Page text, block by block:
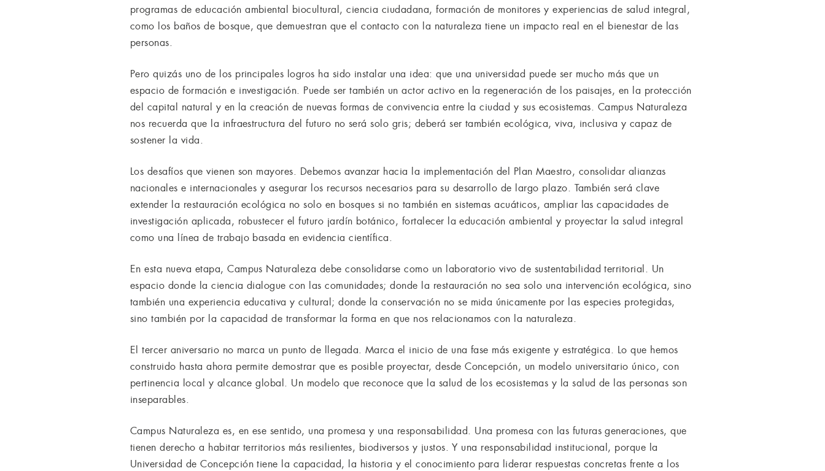
programas de educación ambiental biocultural, ciencia ciudadana, formación de monitores y experiencias de salud integral,
como los baños de bosque, que demuestran que el contacto con la naturaleza tiene un impacto real en el bienestar de las
personas.
Pero quizás uno de los principales logros ha sido instalar una idea: que una universidad puede ser mucho más que un
espacio de formación e investigación. Puede ser también un actor activo en la regeneración de los paisajes, en la protección
del capital natural y en la creación de nuevas formas de convivencia entre la ciudad y sus ecosistemas. Campus Naturaleza
nos recuerda que la infraestructura del futuro no será solo gris; deberá ser también ecológica, viva, inclusiva y capaz de
sostener la vida.
Los desafíos que vienen son mayores. Debemos avanzar hacia la implementación del Plan Maestro, consolidar alianzas
nacionales e internacionales y asegurar los recursos necesarios para su desarrollo de largo plazo. También será clave
extender la restauración ecológica no solo en bosques si no también en sistemas acuáticos, ampliar las capacidades de
investigación aplicada, robustecer el futuro jardín botánico, fortalecer la educación ambiental y proyectar la salud integral
como una línea de trabajo basada en evidencia científica.
En esta nueva etapa, Campus Naturaleza debe consolidarse como un laboratorio vivo de sustentabilidad territorial. Un
espacio donde la ciencia dialogue con las comunidades; donde la restauración no sea solo una intervención ecológica, sino
también una experiencia educativa y cultural; donde la conservación no se mida únicamente por las especies protegidas,
sino también por la capacidad de transformar la forma en que nos relacionamos con la naturaleza.
El tercer aniversario no marca un punto de llegada. Marca el inicio de una fase más exigente y estratégica. Lo que hemos
construido hasta ahora permite demostrar que es posible proyectar, desde Concepción, un modelo universitario único, con
pertinencia local y alcance global. Un modelo que reconoce que la salud de los ecosistemas y la salud de las personas son
inseparables.
Campus Naturaleza es, en ese sentido, una promesa y una responsabilidad. Una promesa con las futuras generaciones, que
tienen derecho a habitar territorios más resilientes, biodiversos y justos. Y una responsabilidad institucional, porque la
Universidad de Concepción tiene la capacidad, la historia y el conocimiento para liderar respuestas concretas frente a los